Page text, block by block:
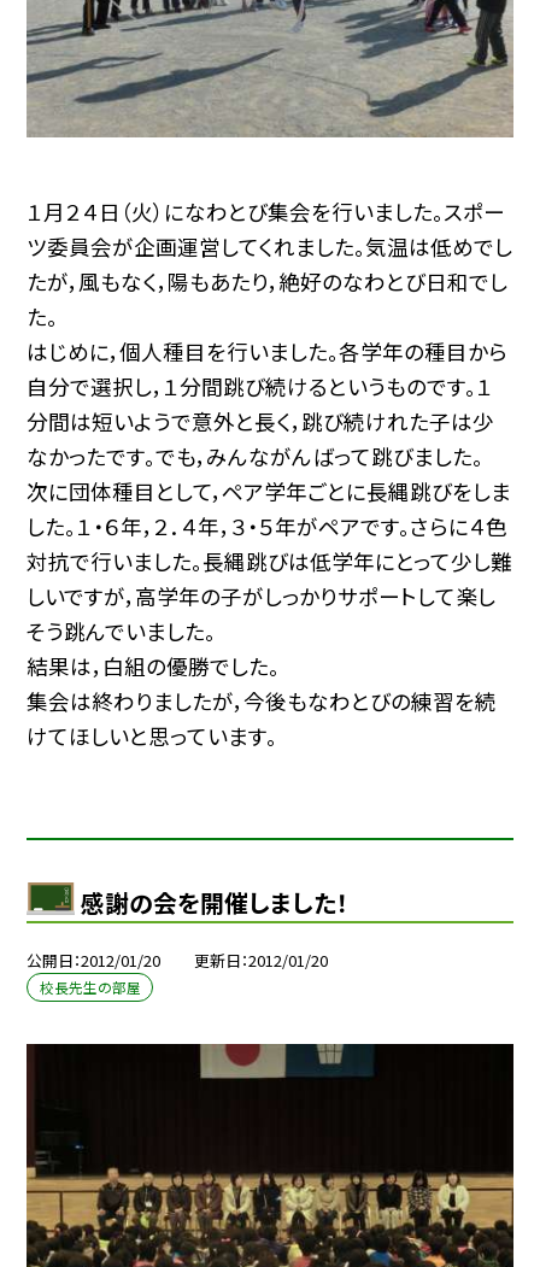
１月２４日（火）になわとび集会を行いました。スポー
ツ委員会が企画運営してくれました。気温は低めでし
たが，風もなく，陽もあたり，絶好のなわとび日和でし
た。
はじめに，個人種目を行いました。各学年の種目から
自分で選択し，１分間跳び続けるというものです。１
分間は短いようで意外と長く，跳び続けれた子は少
なかったです。でも，みんながんばって跳びました。
次に団体種目として，ペア学年ごとに長縄跳びをしま
した。１・６年，２．４年，３・５年がペアです。さらに４色
対抗で行いました。長縄跳びは低学年にとって少し難
しいですが，高学年の子がしっかりサポートして楽し
そう跳んでいました。
結果は，白組の優勝でした。
集会は終わりましたが，今後もなわとびの練習を続
けてほしいと思っています。
感謝の会を開催しました！
公開日 2012/01/20 更新日 2012/01/20
校長先生の部屋